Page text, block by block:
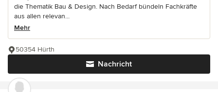
die Thematik Bau & Design. Nach Bedarf bündeln Fachkräfte
aus allen relevan...
Mehr
Nachricht
50354 Hürth